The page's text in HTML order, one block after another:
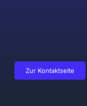
Zur Kontaktseite